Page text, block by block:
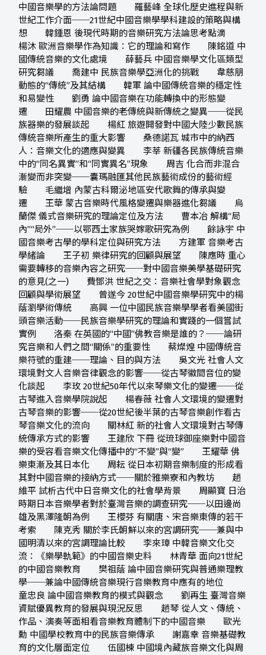
中國音樂學的方法論問題 羅藝峰 全球化歷史進程與新
世紀工作介面──21世紀中國音樂學學科建設的策略與構
想 韓鍾恩 後現代時期的音樂研究方法論思考點滴
楊沐 歐洲音樂學作為知識：它的理論和寫作 陳銘道 中
國傳統音樂的文化處境 薛藝兵 中國音樂學文化區類型
研究芻議 喬建中 民族音樂學亞洲化的挑戰 韋慈朋
動態的“傳統”及其結構 韓軍 論中國傳統音樂的穩定性
和易變性 劉勇 論中國音樂在功能轉換中的形態變
遷 田耀農 中國音樂的老傳統與新傳統之變異──從民
族器樂的發展談起 楊紅 旅遊開發對中國大陸少數民族
傳統音樂所產生的重大影響 桑德諾瓦 城市中的納西
人：音樂文化的適應與變異 李莘 新疆各民族傳統音樂
中的“同名異實”和“同實異名”現象 周吉 化合而非混合
漸變而非突變──囊瑪融匯其他民族藝術成份的藝術經
驗 毛繼增 內蒙古科爾泌地區安代歌舞的傳承與變
遷 王華 蒙古音樂時代風格變遷與樂器進化芻議 烏
蘭傑 儀式音樂研究的理論定位及方法 曹本冶 解構“局
內”“局外”──以鄂西土家族哭嫁歌研究為例 餘詠宇 中
國音樂考古學的學科定位與研究方法 方建軍 音樂考古
學緒論 王子初 樂律研究的回顧與展望 陳應時 重心
需要轉移的音樂內容之研究──對中國音樂美學基礎研究
的意見(之一) 費鄧洪 世紀之交：音樂社會學對象觀念
回顧與學術展望 曾遂今 20世紀中國音樂學研究中的楊
蔭瀏學術傳統 高興 一位中國民族音樂學學者看美國街
頭音樂活動──民族音樂學研究的理論和實踐的一個嘗試
實例 洛秦 在英國的“中國”佛教音樂是誰的？──論研
究音樂和人們之間“關係”的重要性 蔡燦煌 中國傳統音
樂符號的重建──理論、目的與方法 吳文光 社會人文
環境對文人音樂音律觀念的影響──從古琴徽間音位的變
化談起 李玫 20世紀50年代以來琴樂文化的變遷──從
古琴進入音樂學院說起 楊春薇 社會人文環境的變遷對
古琴音樂的影響──從20世紀後半葉的古琴音樂創作看古
琴音樂文化的流向 關林紅 新的社會人文環境對古琴傳
統傳承方式的影響 王建欣 下冊 從琉球御座樂對中國音
樂的受容看音樂文化傳播中的“不變”與“變” 王耀華 佛
樂東漸及其日本化 周耘 從日本初期音樂制度的形成看
其對中國音樂的接納方式──關於雅樂寮和內教坊 趙
維平 試析古代中日音樂文化的社會學背景 周顯寶 日治
時期日本音樂學者對於臺灣音樂的調查研究──以田邊尚
雄及黑澤隆朝為例 王櫻芬 有關唐、宋音樂東傳的若干
考索 陳克秀 關於李氏朝鮮以來的宮調研究──兼與中
國明清以來的宮調理論比較 李來璋 中韓音樂文化交
流：《樂學軌範》的中國音樂史料 林青華 面向21世紀
的中國音樂教育 樊祖蔭 論中國音樂研究與普通樂理教
學──兼論中國傳統音樂現行音樂教育中應有的地位
童忠良 論中國音樂教育的模式與觀念 劉再生 臺灣音樂
資賦優異教育的發展與現況反思 趙琴 從人文、傳統、
作品、演奏等面相看音樂教育體制下的中國音樂 歐光
勳 中國學校教育中的民族音樂傳承 謝嘉幸 音樂基礎教
育的文化層面定位 伍國棟 中國境內藏族音樂文化與周